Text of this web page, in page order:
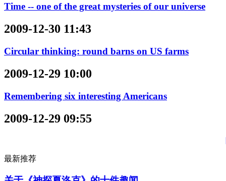
Time -- one of the great mysteries of our universe
2009-12-30 11:43
Circular thinking: round barns on US farms
2009-12-29 10:00
Remembering six interesting Americans
2009-12-29 09:55
最新推荐